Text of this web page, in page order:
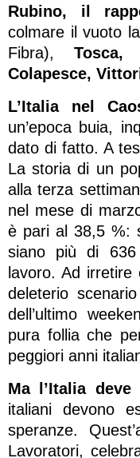
Rubino, il
colmare il vuoto
Fibra), Tosca,
Colapesce,
L’Italia nel
un’epoca buia,
dato di fatto. A
La storia di un
alla terza
nel mese di
è pari al 38,5 %:
siano più di
lavoro. Ad
deleterio
dell’ultimo
pura follia che
peggiori anni
Ma l’Italia deve
italiani devono
speranze.
Lavoratori,